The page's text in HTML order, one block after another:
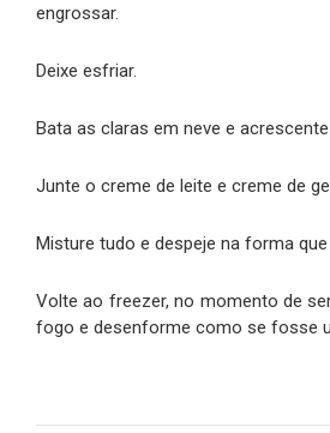
engrossar.
Deixe esfriar.
Bata as claras em neve e
Junte o creme de leite e creme de
Misture tudo e despeje na forma
Volte ao freezer, no momento de
fogo e desenforme como se fosse